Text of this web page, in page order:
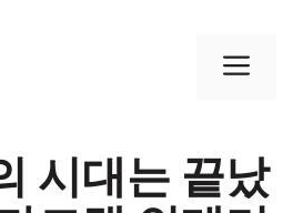
메
시대는 끝났